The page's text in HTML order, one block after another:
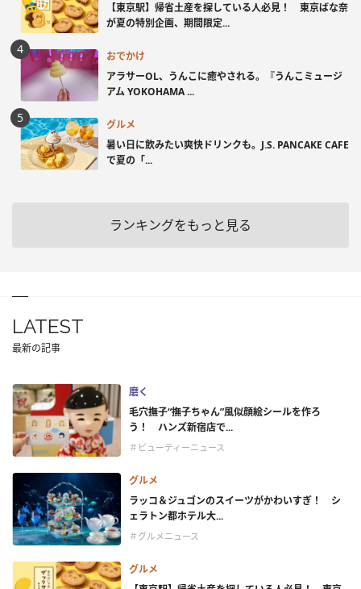
【東京駅】帰省土産を探している人必見！ 東京ばな奈
が夏の特別企画、期間限定...
おでかけ
アラサーOL、うんこに癒やされる。『うんこミュージ
アム YOKOHAMA ...
グルメ
暑い日に飲みたい爽快ドリンクも。J.S. PANCAKE CAFE
で夏の「...
ランキングをもっと見る
LATEST
最新の記事
磨く
毛穴撫子“撫子ちゃん”風似顔絵シールを作ろ
う！ ハンズ新宿店で...
＃ビューティーニュース
グルメ
ラッコ＆ジュゴンのスイーツがかわいすぎ！ シ
ェラトン都ホテル大...
＃グルメニュース
グルメ